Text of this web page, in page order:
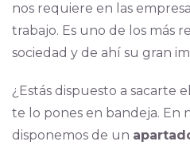
nos requiere en las
trabajo. Es uno de los más
sociedad y de ahí su gran
¿Estás dispuesto a sacarte el
te lo pones en bandeja. En
disponemos de un